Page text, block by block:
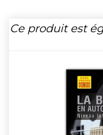
Ce produit est